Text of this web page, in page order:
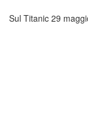
Sul Titanic 29